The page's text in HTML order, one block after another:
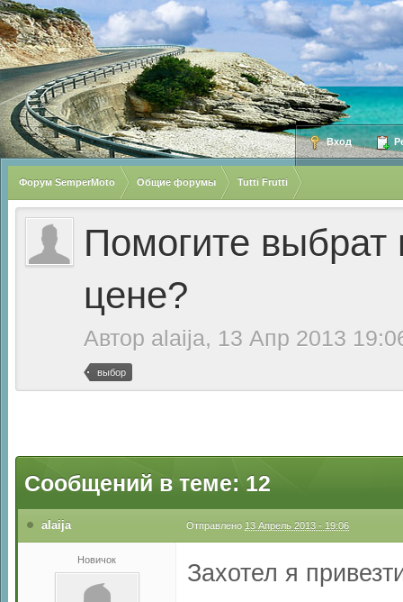
Вход
Форум SemperMoto Общие форумы Tutti Frutti
Помогите
цене?
Автор alaija, 13 Апр 2013
выбор
Сообщений в теме: 12
alaija Отправлено 13 Апрель 2013 - 19:06
Новичок Захотел я